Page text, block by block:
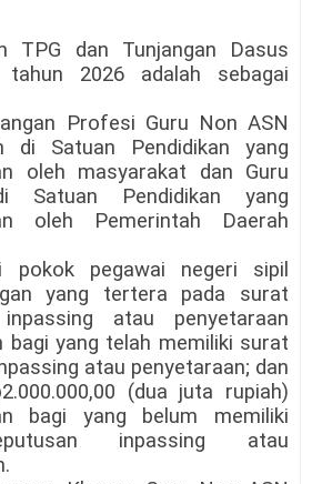
TPG dan Tunjangan Dasus
2026 adalah sebagai
Profesi Guru Non ASN
di Satuan Pendidikan yang
oleh masyarakat dan Guru
Satuan Pendidikan yang
oleh Pemerintah Daerah
pegawai negeri sipil
yang tertera pada surat
atau penyetaraan
bagi yang telah memiliki surat
atau penyetaraan; dan
(dua juta rupiah)
bagi yang belum memiliki
inpassing atau